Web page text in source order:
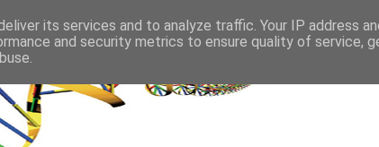
its services and to analyze traffic. Your IP address
and security metrics to ensure quality of service,